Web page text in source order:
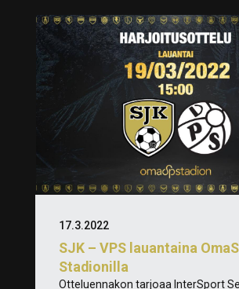
SJK – VPS lauantaina
Stadionilla
17.3.2022
Otteluennakon tarjoaa InterSport